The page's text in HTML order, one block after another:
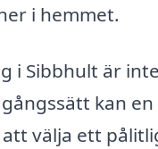
i hemmet.
i Sibbhult är
kan
välja ett